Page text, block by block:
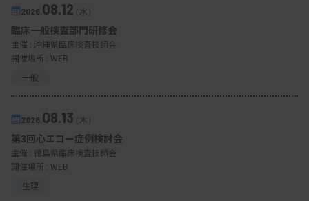
2026. 08.12（水）
臨床一般検査部門研修会
主催 : 沖縄県臨床検査技師会
開催場所 : WEB
一般
2026. 08.13（木）
第3回心エコー症例検討会
主催 : 徳島県臨床検査技師会
開催場所 : WEB
生理